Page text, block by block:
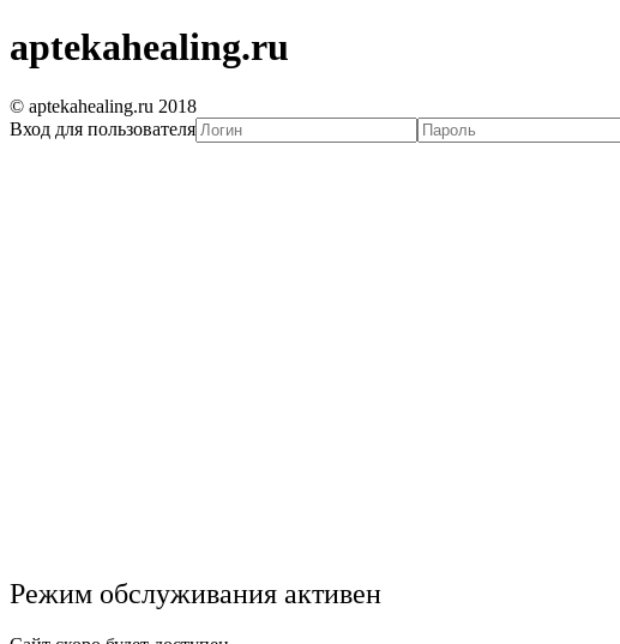
aptekahealing.ru
Режим обслуживания активен
© aptekahealing.ru 2018
Вход для пользователя